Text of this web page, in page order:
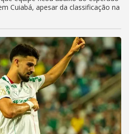
Cuiabá, apesar da classificação na